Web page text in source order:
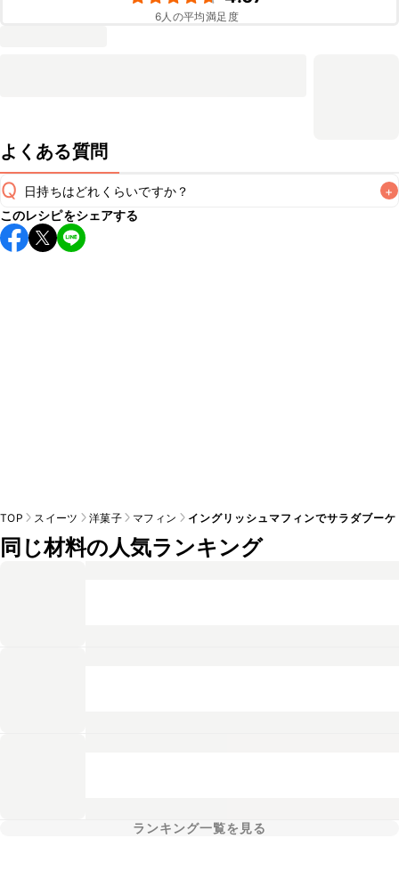
6人の平均満足度
よくある質問
Q 日持ちはどれくらいですか？ +
保存期間は冷蔵で当日中が目安です。なるべくお早めにお召
し上がりください。
このレシピをシェアする
TOP スイーツ 洋菓子 マフィン イングリッシュマフィンでサラダブー
同じ材料の人気ランキング
ランキング一覧を見る